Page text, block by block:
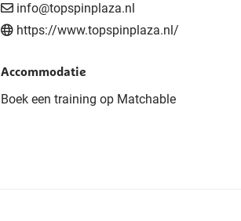
info@topspinplaza.nl
https://www.topspinplaza.nl/
Accommodatie
Boek een training op Matchable